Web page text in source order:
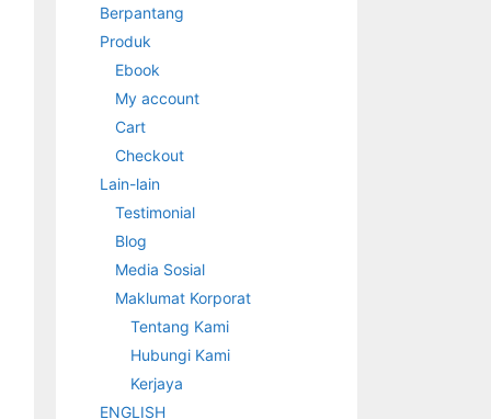
Berpantang
Produk
Ebook
My account
Cart
Checkout
Lain-lain
Testimonial
Blog
Media Sosial
Maklumat Korporat
Tentang Kami
Hubungi Kami
Kerjaya
ENGLISH